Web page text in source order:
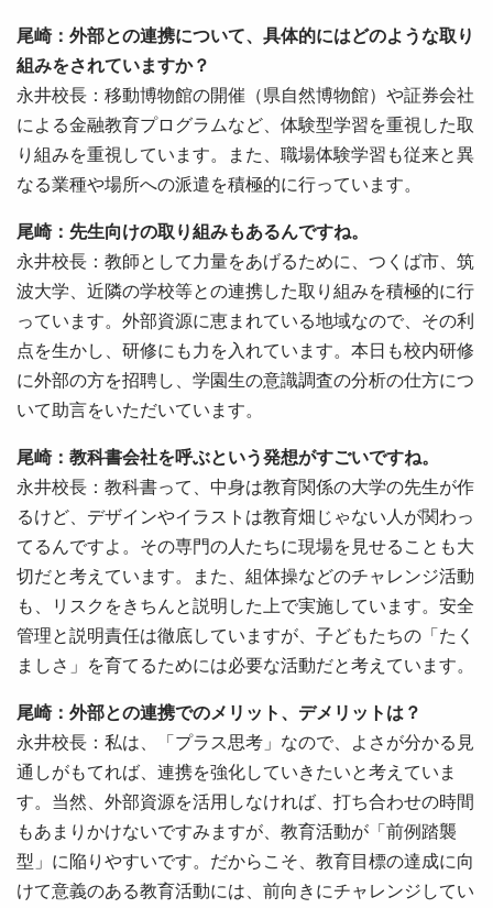
尾崎：外部との連携について、具体的にはどのような取り
組みをされていますか？
永井校長：移動博物館の開催（県自然博物館）や証券会社
による金融教育プログラムなど、体験型学習を重視した取
り組みを重視しています。また、職場体験学習も従来と異
なる業種や場所への派遣を積極的に行っています。
尾崎：先生向けの取り組みもあるんですね。
永井校長：教師として力量をあげるために、つくば市、筑
波大学、近隣の学校等との連携した取り組みを積極的に行
っています。外部資源に恵まれている地域なので、その利
点を生かし、研修にも力を入れています。本日も校内研修
に外部の方を招聘し、学園生の意識調査の分析の仕方につ
いて助言をいただいています。
尾崎：教科書会社を呼ぶという発想がすごいですね。
永井校長：教科書って、中身は教育関係の大学の先生が作
るけど、デザインやイラストは教育畑じゃない人が関わっ
てるんですよ。その専門の人たちに現場を見せることも大
切だと考えています。また、組体操などのチャレンジ活動
も、リスクをきちんと説明した上で実施しています。安全
管理と説明責任は徹底していますが、子どもたちの「たく
ましさ」を育てるためには必要な活動だと考えています。
尾崎：外部との連携でのメリット、デメリットは？
永井校長：私は、「プラス思考」なので、よさが分かる見
通しがもてれば、連携を強化していきたいと考えていま
す。当然、外部資源を活用しなければ、打ち合わせの時間
もあまりかけないですみますが、教育活動が「前例踏襲
型」に陥りやすいです。だからこそ、教育目標の達成に向
けて意義のある教育活動には、前向きにチャレンジしてい